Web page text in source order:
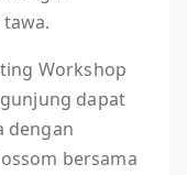
Workshop
dapat
dengan
bersama